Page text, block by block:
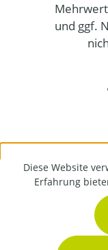
und ggf.
Diese Website
Erfahrung